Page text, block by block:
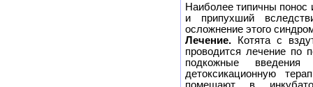
Наиболее типичны понос
и припухший
осложнение этого
Лечение.Котята с
проводится лечение по
подкожные введения
детоксикационную
помещают в